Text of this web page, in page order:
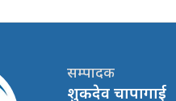
सम्पादक
शुकदेव चापागाई